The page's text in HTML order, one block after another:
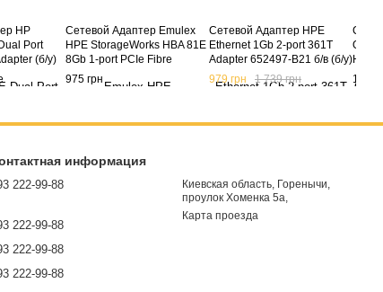
HP
Port
(б/у)
Сетевой Адаптер Emulex
HPE StorageWorks HBA 81E
8Gb 1-port PCIe Fibre
Channel Host Bus Adapter
489192-001 AJ762A AJ762B
975 грн
Сетевой Адаптер HPE
Ethernet 1Gb 2-port 361T
Adapter 652497-B21 б/в (б/у)
979 грн
1 739 грн
HPE
у)
1 365
информация
222-99-88
222-99-88
222-99-88
222-99-88
Киевская область, Горенычи,
проулок Хоменка 5а,
Карта проезда